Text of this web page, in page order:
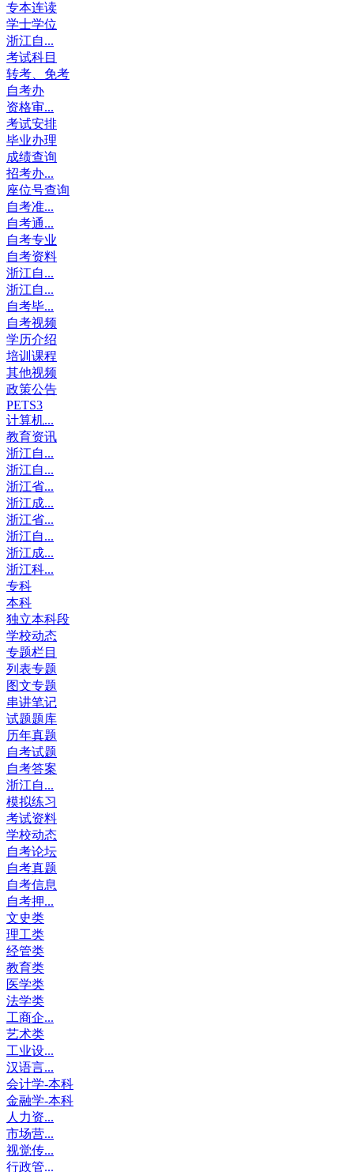
专本连读
学士学位
浙江自...
考试科目
转考、免考
自考办
资格审...
考试安排
毕业办理
成绩查询
招考办...
座位号查询
自考准...
自考通...
自考专业
自考资料
浙江自...
浙江自...
自考毕...
自考视频
学历介绍
培训课程
其他视频
政策公告
PETS3
计算机...
教育资讯
浙江自...
浙江自...
浙江省...
浙江成...
浙江省...
浙江自...
浙江成...
浙江科...
专科
本科
独立本科段
学校动态
专题栏目
列表专题
图文专题
串讲笔记
试题题库
历年真题
自考试题
自考答案
浙江自...
模拟练习
考试资料
学校动态
自考论坛
自考真题
自考信息
自考押...
文史类
理工类
经管类
教育类
医学类
法学类
工商企...
艺术类
工业设...
汉语言...
会计学-本科
金融学-本科
人力资...
市场营...
视觉传...
行政管...